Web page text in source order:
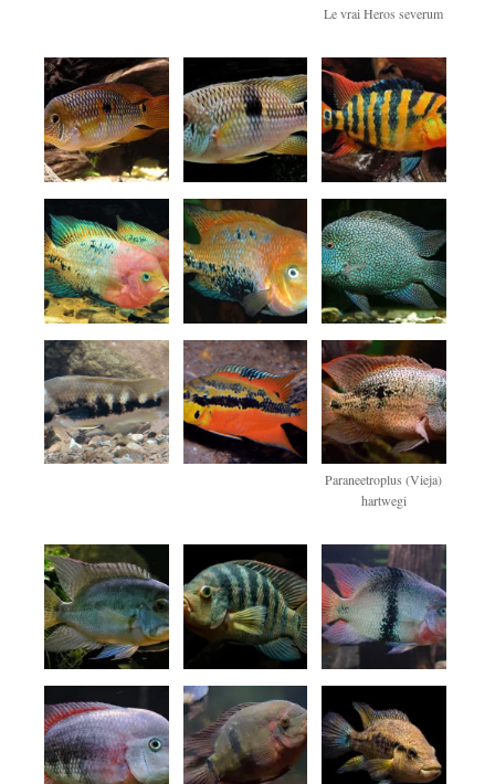
Le vrai Heros severum
Paraneetroplus (Vieja)
hartwegi